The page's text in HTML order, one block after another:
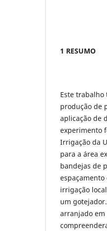
1 RESUMO
Este trabalho
produção de
aplicação de
experimento
Irrigação da
para a área
bandejas de
irrigação
um
arranjado em